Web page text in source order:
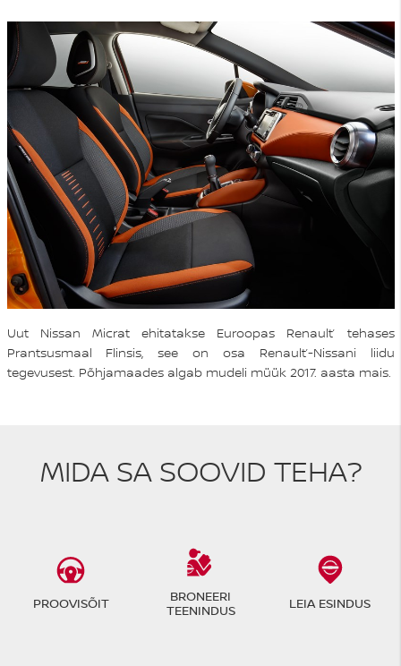
Uut Nissan Micrat ehitatakse Euroopas Renault’ tehases
Prantsusmaal Flinsis, see on osa Renault’-Nissani liidu
tegevusest. Põhjamaades algab mudeli müük 2017. aasta mais.
MIDA SA SOOVID TEHA?
PROOVISÕIT
BRONEERI
TEENINDUS
LEIA ESINDUS